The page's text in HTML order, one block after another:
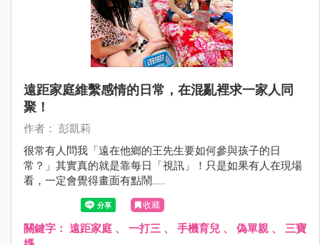
遠距家庭維繫感情的日常，在混亂裡求一家人同
聚！
作者： 彭凱莉
很常有人問我「遠在他鄉的王先生要如何參與孩子的日
常？」其實真的就是靠每日「視訊」！只是如果有人在現場
看，一定會覺得畫面有點鬧......
收藏
關鍵字： 遠距家庭 、 一打三 、 手機育兒 、 偽單親 、 三寶